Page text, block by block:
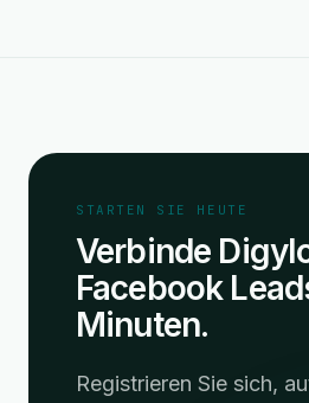
STARTEN SIE HEUTE
Verbinde
Facebook
Minuten.
Registrieren Sie sich,